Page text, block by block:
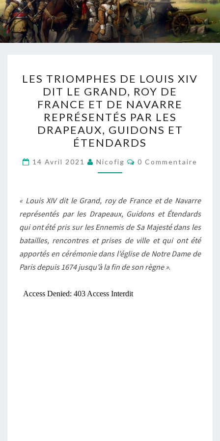
TRIOMPHES
DE
LOUIS
XIV
DIT
LE
GRAND,
ROY
FRANCE
ET
DE
NAVARRE
REPRÉSENTÉS
PAR
DRAPEAUX,
LES TRIOMPHES DE LOUIS XIV
DIT LE GRAND, ROY DE
FRANCE ET DE NAVARRE
REPRÉSENTÉS PAR LES
DRAPEAUX, GUIDONS ET
ÉTENDARDS
14 Avril 2021 Nicofig Commentaires
0 Commentaire
« Louis XIV dit le Grand, roy de France et de Navarre
représentés par les Drapeaux, Guidons et Étendards
qui ont été pris sur les Ennemis de Sa Majesté dans les
batailles, rencontres et prises de ville et qui ont été
apportés en cérémonie dans l’église de Notre Dame de
Paris depuis 1674 jusqu’à la fin de son règne ».